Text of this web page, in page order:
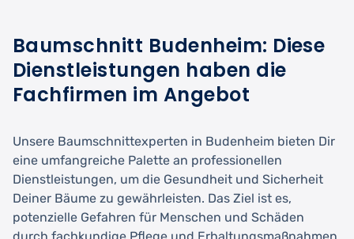
Baumschnitt Budenheim: Diese
Dienstleistungen haben die
Fachfirmen im Angebot
Unsere Baumschnittexperten in Budenheim bieten Dir
eine umfangreiche Palette an professionellen
Dienstleistungen, um die Gesundheit und Sicherheit
Deiner Bäume zu gewährleisten. Das Ziel ist es,
potenzielle Gefahren für Menschen und Schäden